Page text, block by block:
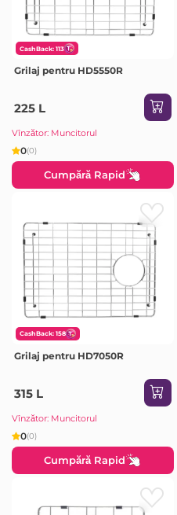
CashBack: 113
Grilaj pentru HD5550R
225 L
Vînzător: Muncitorul
0(0)
Cumpără Rapid
CashBack: 158
Grilaj pentru HD7050R
315 L
Vînzător: Muncitorul
0(0)
Cumpără Rapid